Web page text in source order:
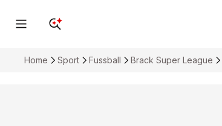
Home Sport Fussball Brack Super League